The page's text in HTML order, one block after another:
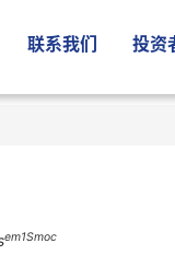
联系我们 投资
em1Smoc